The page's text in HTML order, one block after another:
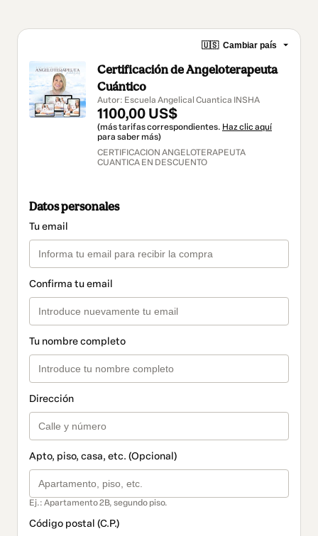
🇺🇸 Cambiar país
Certificación de Angeloterapeuta
Cuántico
Autor: Escuela Angelical Cuantica INSHA
1100,00 US$
(más tarifas correspondientes. Haz clic aquí
para saber más)
CERTIFICACION ANGELOTERAPEUTA
CUANTICA EN DESCUENTO
Datos personales
Tu email
Confirma tu email
Tu nombre completo
Dirección
Apto, piso, casa, etc. (Opcional)
Ej.: Apartamento 2B, segundo piso.
Código postal (C.P.)